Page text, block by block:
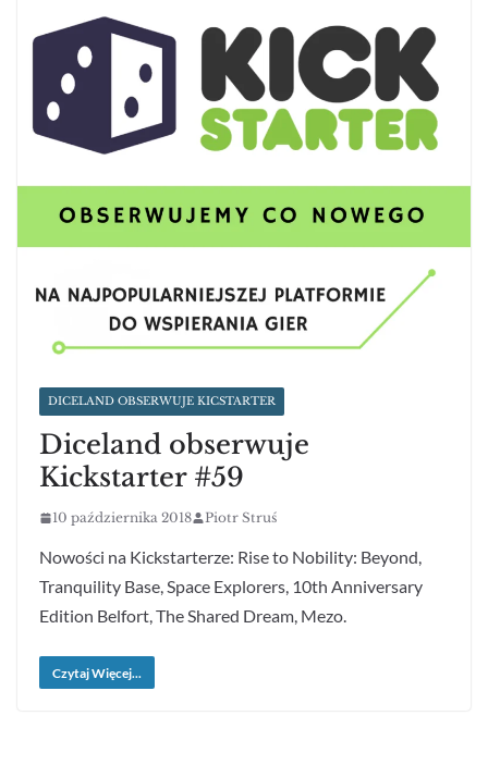
DICELAND OBSERWUJE KICSTARTER
Diceland obserwuje
Kickstarter #59
10 października 2018 Piotr Struś
Nowości na Kickstarterze: Rise to Nobility: Beyond,
Tranquility Base, Space Explorers, 10th Anniversary
Edition Belfort, The Shared Dream, Mezo.
Czytaj Więcej...